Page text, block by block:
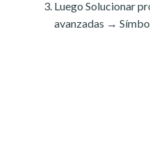
Luego Solucionar
avanzadas →